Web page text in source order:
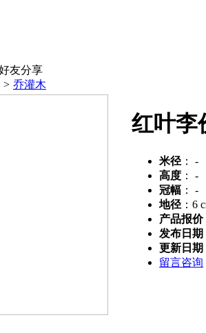
分享
> 乔灌木
红叶李
米径 ：
-
高度 ：
-
冠幅 ：
-
地径 ： 6
产品报价
发布日期
更新日期
留言咨询